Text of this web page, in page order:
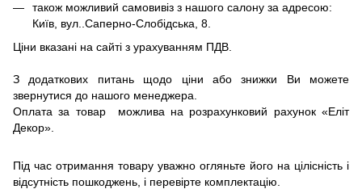
також можливий самовивіз з нашого салону за адресою:
Київ, вул..Саперно-Слобідська, 8.
Ціни вказані на сайті з урахуванням ПДВ.
З додаткових питань щодо ціни або знижки Ви можете
звернутися до нашого менеджера.
Оплата за товар можлива на розрахунковий рахунок «Еліт
Декор».
Під час отримання товару уважно огляньте його на цілісність і
відсутність пошкоджень, і перевірте комплектацію.